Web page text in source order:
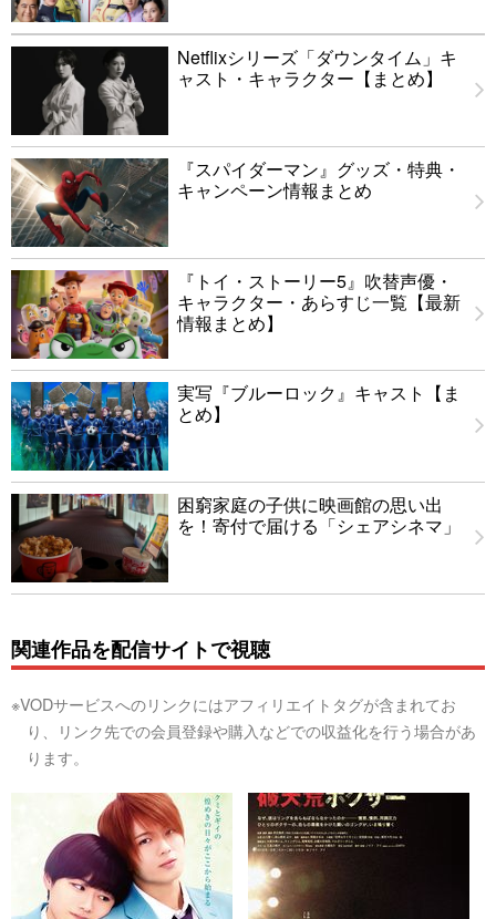
Netflixシリーズ「ダウンタイム」キ
ャスト・キャラクター【まとめ】
『スパイダーマン』グッズ・特典・
キャンペーン情報まとめ
『トイ・ストーリー5』吹替声優・
キャラクター・あらすじ一覧【最新
情報まとめ】
実写『ブルーロック』キャスト【ま
とめ】
困窮家庭の子供に映画館の思い出
を！寄付で届ける「シェアシネマ」
関連作品を配信サイトで視聴
※VODサービスへのリンクにはアフィリエイトタグが含まれてお
り、リンク先での会員登録や購入などでの収益化を行う場合があ
ります。